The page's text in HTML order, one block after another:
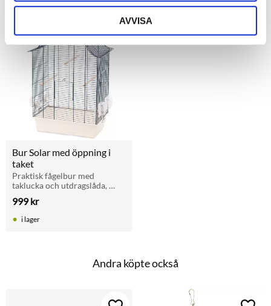
AVVISA
Bur Solar med öppning i
taket
Praktisk fågelbur med
taklucka och utdragslåda,
kanarier och finkar.
999kr
Lägg till i favoriter
i lager
Andra köpte också